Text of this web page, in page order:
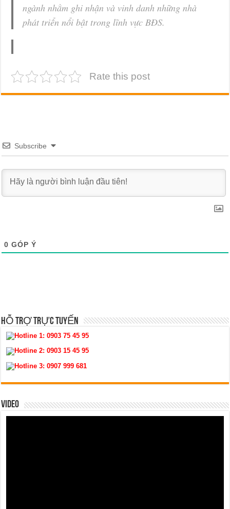
ngành nhằm ghi nhận và vinh danh những nhà
phát triển nổi bật trong lĩnh vực BĐS.
Rate this post
Subscribe
0 GÓP Ý
HỖ TRỢ TRỰC TUYẾN
Hotline 1:0903 75 45 95
Hotline 2:0903 15 45 95
Hotline 3:0907 999 681
VIDEO